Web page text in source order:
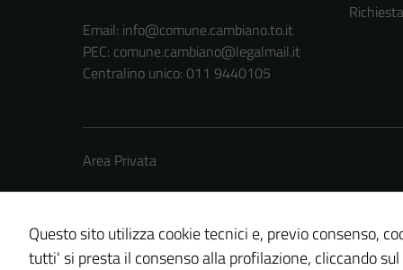
Email: info@comune.cambiano.to.it
PEC: comune.cambiano@legalmail.it
Centralino unico: 011 9440105
Area Privata
Questo sito utilizza cookie tecnici e, previo consenso,
tutti' si presta il consenso alla profilazione, cliccando